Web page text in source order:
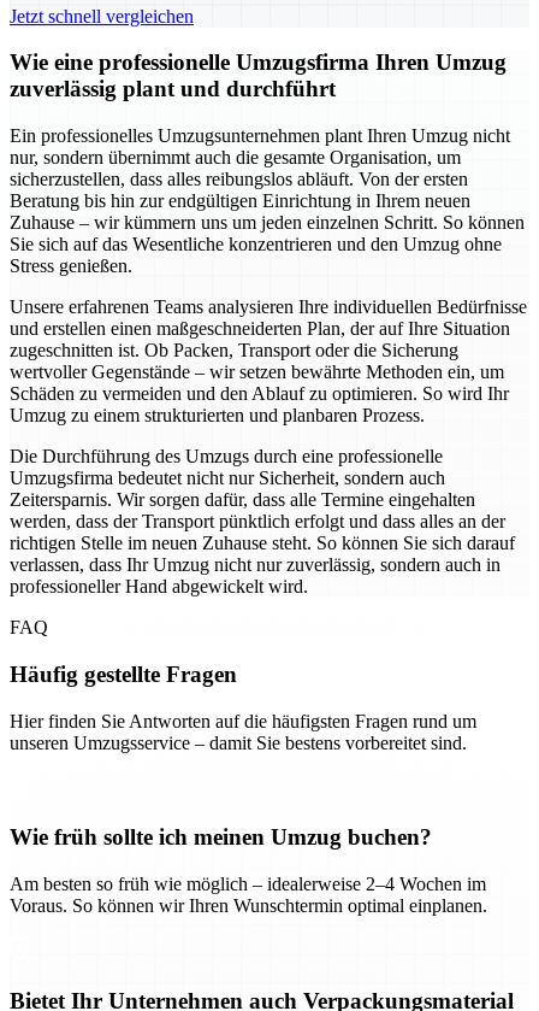
Jetzt schnell vergleichen
Wie eine professionelle Umzugsfirma Ihren Umzug
zuverlässig plant und durchführt
Ein professionelles Umzugsunternehmen plant Ihren Umzug nicht
nur, sondern übernimmt auch die gesamte Organisation, um
sicherzustellen, dass alles reibungslos abläuft. Von der ersten
Beratung bis hin zur endgültigen Einrichtung in Ihrem neuen
Zuhause – wir kümmern uns um jeden einzelnen Schritt. So können
Sie sich auf das Wesentliche konzentrieren und den Umzug ohne
Stress genießen.
Unsere erfahrenen Teams analysieren Ihre individuellen Bedürfnisse
und erstellen einen maßgeschneiderten Plan, der auf Ihre Situation
zugeschnitten ist. Ob Packen, Transport oder die Sicherung
wertvoller Gegenstände – wir setzen bewährte Methoden ein, um
Schäden zu vermeiden und den Ablauf zu optimieren. So wird Ihr
Umzug zu einem strukturierten und planbaren Prozess.
Die Durchführung des Umzugs durch eine professionelle
Umzugsfirma bedeutet nicht nur Sicherheit, sondern auch
Zeitersparnis. Wir sorgen dafür, dass alle Termine eingehalten
werden, dass der Transport pünktlich erfolgt und dass alles an der
richtigen Stelle im neuen Zuhause steht. So können Sie sich darauf
verlassen, dass Ihr Umzug nicht nur zuverlässig, sondern auch in
professioneller Hand abgewickelt wird.
FAQ
Häufig gestellte Fragen
Hier finden Sie Antworten auf die häufigsten Fragen rund um
unseren Umzugsservice – damit Sie bestens vorbereitet sind.
Wie früh sollte ich meinen Umzug buchen?
Am besten so früh wie möglich – idealerweise 2–4 Wochen im
Voraus. So können wir Ihren Wunschtermin optimal einplanen.
Bietet Ihr Unternehmen auch Verpackungsmaterial